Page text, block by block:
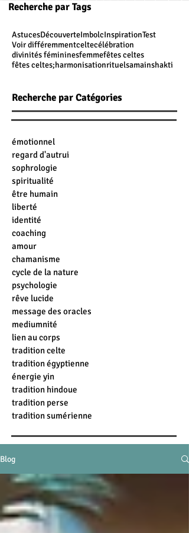
Recherche par Tags
AstucesDécouverteImbolcInspirationTest
Voir différemmentceltecélébration
divinités fémininesfemmefêtes celtes
fêtes celtes;harmonisationrituelsamainshakti
Recherche par Catégories
émotionnel
regard d'autrui
sophrologie
spiritualité
être humain
liberté
identité
coaching
amour
chamanisme
cycle de la nature
psychologie
rêve lucide
message des oracles
mediumnité
lien au corps
tradition celte
tradition égyptienne
énergie yin
tradition hindoue
tradition perse
tradition sumérienne
Blog